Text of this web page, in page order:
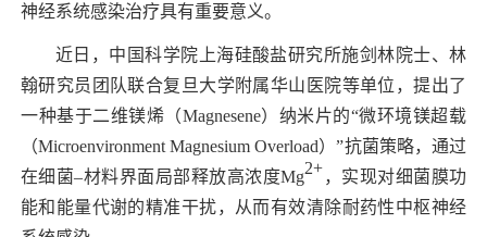
神经系统感染治疗具有重要意义。
近日，中国科学院上海硅酸盐研究所施剑林院士、林
翰研究员团队联合复旦大学附属华山医院等单位，提出了
一种基于二维镁烯（Magnesene）纳米片的“微环境镁超载
（Microenvironment Magnesium Overload）”抗菌策略，通过
在细菌–材料界面局部释放高浓度Mg2+，实现对细菌膜功
能和能量代谢的精准干扰，从而有效清除耐药性中枢神经